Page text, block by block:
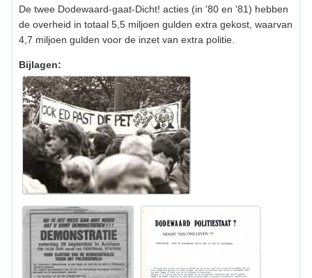
De twee Dodewaard-gaat-Dicht! acties (in '80 en '81) hebben
de overheid in totaal 5,5 miljoen gulden extra gekost, waarvan
4,7 miljoen gulden voor de inzet van extra politie.
Bijlagen: